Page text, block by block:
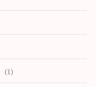
(1)